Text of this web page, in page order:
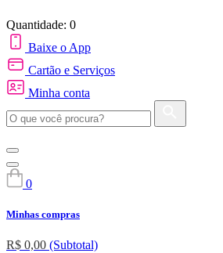
Quantidade: 0
Baixe o App
Cartão e Serviços
Minha conta
0
Minhas compras
R$ 0,00 (Subtotal)